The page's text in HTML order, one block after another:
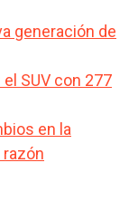
generación de
SUV con 277
en la